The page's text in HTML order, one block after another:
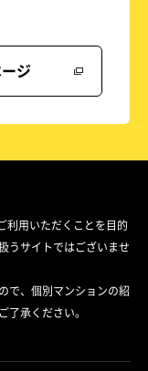
ジ
利用いただくことを目的
うサイトではございませ
で、個別マンションの紹
了承ください。